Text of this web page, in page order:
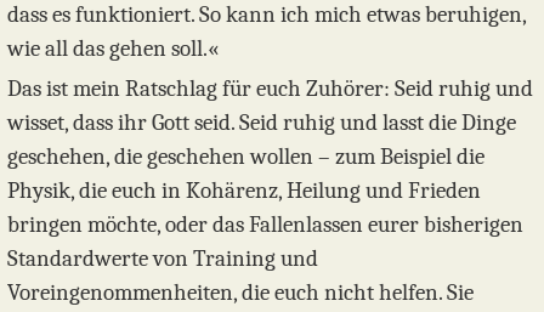
dass es funktioniert. So kann ich mich etwas beruhigen,
wie all das gehen soll.«
Das ist mein Ratschlag für euch Zuhörer: Seid ruhig und
wisset, dass ihr Gott seid. Seid ruhig und lasst die Dinge
geschehen, die geschehen wollen – zum Beispiel die
Physik, die euch in Kohärenz, Heilung und Frieden
bringen möchte, oder das Fallenlassen eurer bisherigen
Standardwerte von Training und
Voreingenommenheiten, die euch nicht helfen. Sie